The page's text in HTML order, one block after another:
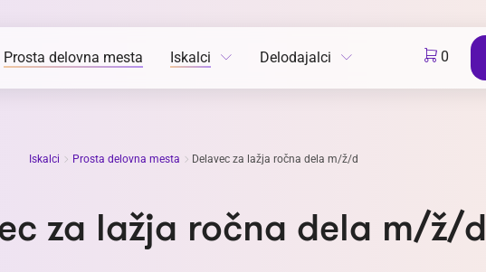
Prosta delovna mesta Iskalci Delodajalci 0
Iskalci Prosta delovna mesta Delavec za lažja ročna dela m/ž/d
za lažja ročna dela m/ž/d